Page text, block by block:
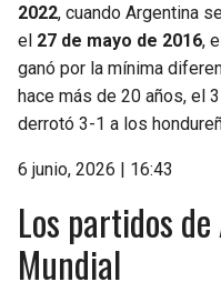
2022, cuando Argentina
el 27 de mayo de 2016,
ganó por la mínima
hace más de 20 años, el
derrotó 3-1 a los
6 junio, 2026 | 16:43
Los partidos
Mundial